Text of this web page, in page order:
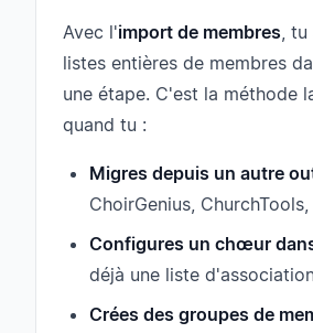
Avec l'import de membres, tu
listes entières de membres
une étape. C'est la méthode
quand tu :
Migres depuis un autre
ChoirGenius,
Configures un chœur
déjà une liste
Crées des groupes de